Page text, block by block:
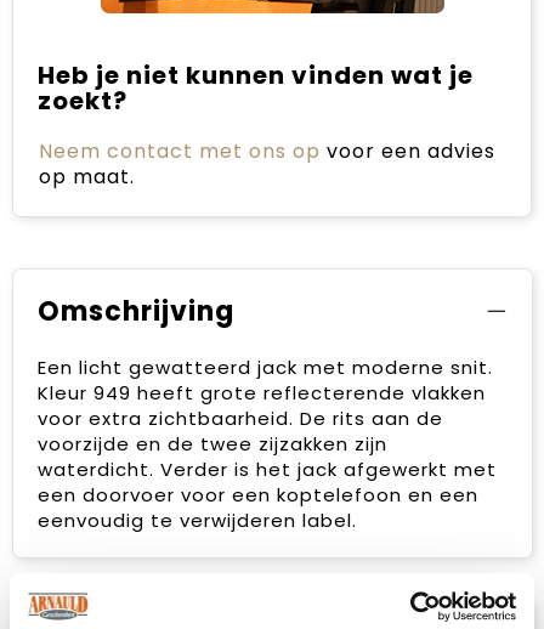
Heb je niet kunnen vinden wat je
zoekt?
Neem contact met ons op voor een advies
op maat.
Omschrijving
Een licht gewatteerd jack met moderne snit.
Kleur 949 heeft grote reflecterende vlakken
voor extra zichtbaarheid. De rits aan de
voorzijde en de twee zijzakken zijn
waterdicht. Verder is het jack afgewerkt met
een doorvoer voor een koptelefoon en een
eenvoudig te verwijderen label.